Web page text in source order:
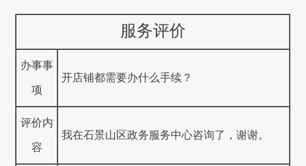
服务评价
办事事
项
开店铺都需要办什么手续？
评价内
容
我在石景山区政务服务中心咨询了，谢谢。